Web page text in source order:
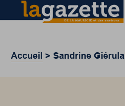
Accueil >Sandrine Giérula